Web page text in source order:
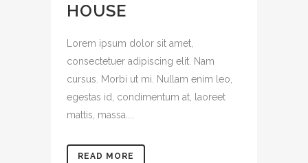
HOUSE
Lorem ipsum dolor sit amet,
consectetuer adipiscing elit. Nam
cursus. Morbi ut mi. Nullam enim leo,
egestas id, condimentum at, laoreet
mattis, massa....
READ MORE